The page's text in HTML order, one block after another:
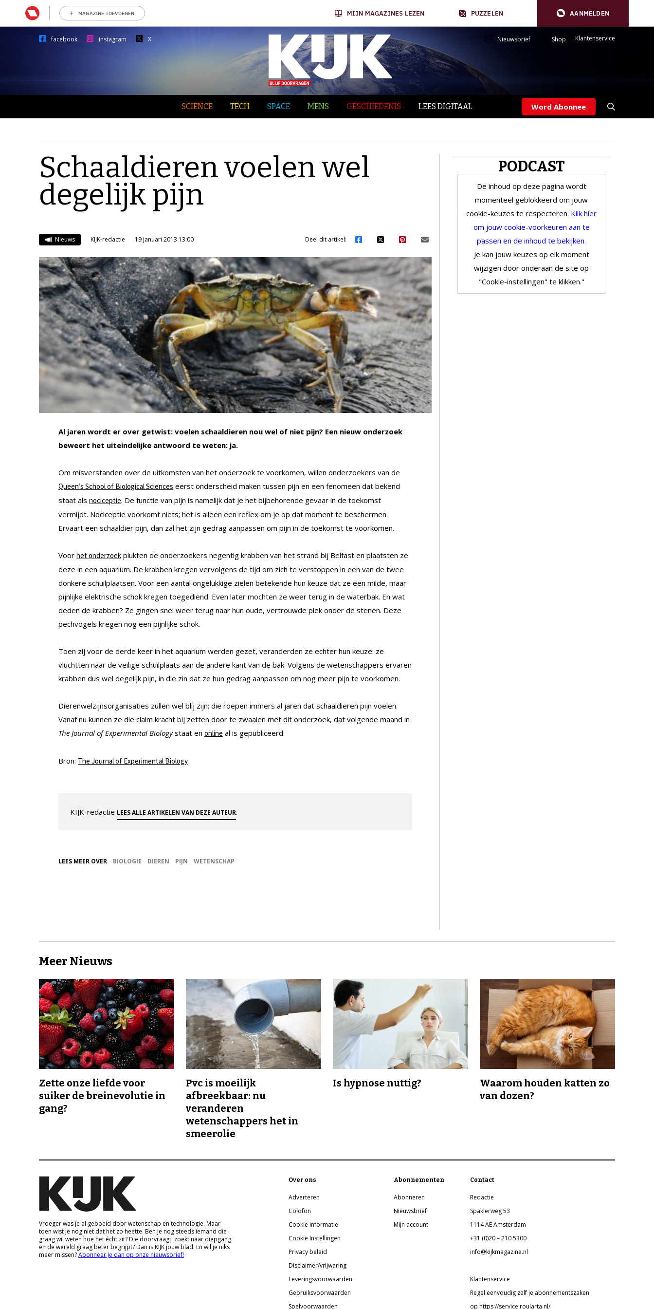
MAGAZINE TOEVOEGEN MIJN MAGAZINES LEZEN PUZZELEN AANMELDEN
facebook instagram X Nieuwsbrief Shop Klantenservice
SCIENCE TECH SPACE MENS GESCHIEDENIS LEES DIGITAAL Word Abonnee
Schaaldieren voelen wel
degelijk pijn
Nieuws KIJK-redactie 19 januari 2013 13:00 Deel dit artikel:
Al jaren wordt er over getwist: voelen schaaldieren nou wel of niet pijn? Een nieuw onderzoek
beweert het uiteindelijke antwoord te weten: ja.
Om misverstanden over de uitkomsten van het onderzoek te voorkomen, willen onderzoekers van de
Queen’s School of Biological Sciences eerst onderscheid maken tussen pijn en een fenomeen dat bekend
staat als nociceptie. De functie van pijn is namelijk dat je het bijbehorende gevaar in de toekomst
vermijdt. Nociceptie voorkomt niets; het is alleen een reflex om je op dat moment te beschermen.
Ervaart een schaaldier pijn, dan zal het zijn gedrag aanpassen om pijn in de toekomst te voorkomen.
Voor het onderzoek plukten de onderzoekers negentig krabben van het strand bij Belfast en plaatsten ze
deze in een aquarium. De krabben kregen vervolgens de tijd om zich te verstoppen in een van de twee
donkere schuilplaatsen. Voor een aantal ongelukkige zielen betekende hun keuze dat ze een milde, maar
pijnlijke elektrische schok kregen toegediend. Even later mochten ze weer terug in de waterbak. En wat
deden de krabben? Ze gingen snel weer terug naar hun oude, vertrouwde plek onder de stenen. Deze
pechvogels kregen nog een pijnlijke schok.
Toen zij voor de derde keer in het aquarium werden gezet, veranderden ze echter hun keuze: ze
vluchtten naar de veilige schuilplaats aan de andere kant van de bak. Volgens de wetenschappers ervaren
krabben dus wel degelijk pijn, in die zin dat ze hun gedrag aanpassen om nog meer pijn te voorkomen.
Dierenwelzijnsorganisaties zullen wel blij zijn; die roepen immers al jaren dat schaaldieren pijn voelen.
Vanaf nu kunnen ze die claim kracht bij zetten door te zwaaien met dit onderzoek, dat volgende maand in
The Journal of Experimental Biologystaat en online al is gepubliceerd.
Bron: The Journal of Experimental Biology
KIJK-redactie LEES ALLE ARTIKELEN VAN DEZE AUTEUR.
LEES MEER OVER BIOLOGIE DIEREN PIJN WETENSCHAP
PODCAST
De inhoud op deze pagina wordt
momenteel geblokkeerd om jouw
cookie-keuzes te respecteren. Klik hier
om jouw cookie-voorkeuren aan te
passen en de inhoud te bekijken.
Je kan jouw keuzes op elk moment
wijzigen door onderaan de site op
"Cookie-instellingen" te klikken."
Meer Nieuws
Zette onze liefde voor
suiker de breinevolutie in
gang?
Pvc is moeilijk
afbreekbaar: nu
veranderen
wetenschappers het in
smeerolie
Is hypnose nuttig?
Waarom houden katten zo
van dozen?
Vroeger was je al geboeid door wetenschap en technologie. Maar
toen wist je nog niet dat het zo heette. Ben je nog steeds iemand die
graag wil weten hoe het écht zit? Die doorvraagt, zoekt naar diepgang
en de wereld graag beter begrijpt? Dan is KIJK jouw blad. En wil je niks
meer missen?Abonneer je dan op onze nieuwsbrief!
Over ons
Adverteren
Colofon
Cookie informatie
Cookie Instellingen
Privacy beleid
Disclaimer/vrijwaring
Leveringsvoorwaarden
Gebruiksvoorwaarden
Spelvoorwaarden
Abonnementen
Abonneren
Nieuwsbrief
Mijn account
Contact
Redactie
Spaklerweg 53
1114 AE Amsterdam
+31 (0)20 – 210 5300
info@kijkmagazine.nl
Klantenservice
Regel eenvoudig zelf je abonnementszaken
op https://service.roularta.nl/